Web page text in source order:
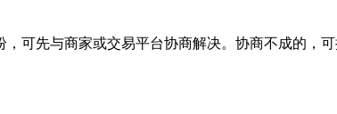
可先与商家或交易平台协商解决。协商不成的，